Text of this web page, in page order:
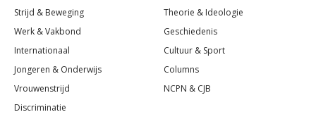
Strijd & Beweging
Werk & Vakbond
Internationaal
Jongeren & Onderwijs
Vrouwenstrijd
Discriminatie
Theorie & Ideologie
Geschiedenis
Cultuur & Sport
Columns
NCPN & CJB